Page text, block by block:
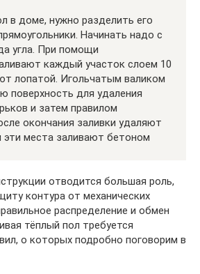
в доме, нужно разделить его
Начинать надо с
угла. При помощи
каждый участок слоем 10
лопатой. Игольчатым валиком
поверхность для удаления
и затем правилом
окончания заливки удаляют
эти места заливают бетоном
отводится большая роль,
контура от механических
распределение и обмен
тёплый пол требуется
о которых подробно поговорим в